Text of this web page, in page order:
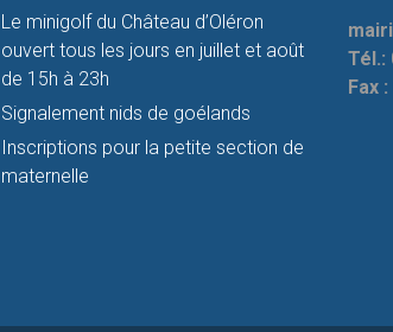
Le minigolf du Château d’Oléron
ouvert tous les jours en juillet et août
de 15h à 23h
Signalement nids de goélands
Inscriptions pour la petite section de
maternelle
Tél.:
Fax :